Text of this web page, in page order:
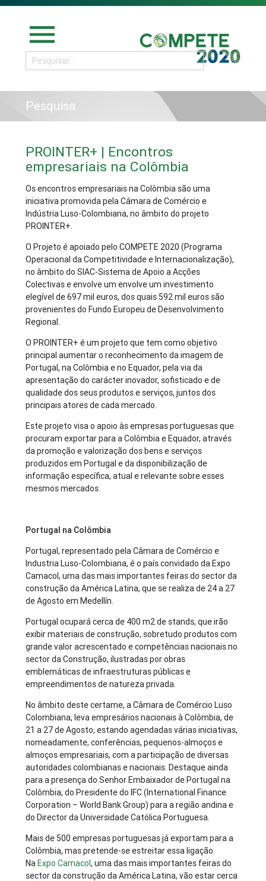
menu
Pesquisa
PROINTER+ | Encontros
empresariais na Colômbia
Os encontros empresariais na Colômbia são uma
iniciativa promovida pela Câmara de Comércio e
Indústria Luso-Colombiana, no âmbito do projeto
PROINTER+.
O Projeto é apoiado pelo COMPETE 2020 (Programa
Operacional da Competitividade e Internacionalização),
no âmbito do SIAC-Sistema de Apoio a Acções
Colectivas e envolve um envolve um investimento
elegível de 697 mil euros, dos quais 592 mil euros são
provenientes do Fundo Europeu de Desenvolvimento
Regional.
O PROINTER+ é um projeto que tem como objetivo
principal aumentar o reconhecimento da imagem de
Portugal, na Colômbia e no Equador, pela via da
apresentação do carácter inovador, sofisticado e de
qualidade dos seus produtos e serviços, juntos dos
principais atores de cada mercado.
Este projeto visa o apoio às empresas portuguesas que
procuram exportar para a Colômbia e Equador, através
da promoção e valorização dos bens e serviços
produzidos em Portugal e da disponibilização de
informação específica, atual e relevante sobre esses
mesmos mercados.
Portugal na Colômbia
Portugal, representado pela Câmara de Comércio e
Industria Luso-Colombiana, é o país convidado da Expo
Camacol, uma das mais importantes feiras do sector da
construção da América Latina, que se realiza de 24 a 27
de Agosto em Medellín.
Portugal ocupará cerca de 400 m2 de stands, que irão
exibir materiais de construção, sobretudo produtos com
grande valor acrescentado e competências nacionais no
sector da Construção, ilustradas por obras
emblemáticas de infraestruturas públicas e
empreendimentos de natureza privada.
No âmbito deste certame, a Câmara de Comércio Luso
Colombiana, leva empresários nacionais à Colômbia, de
21 a 27 de Agosto, estando agendadas várias iniciativas,
nomeadamente, conferências, pequenos-almoços e
almoços empresariais, com a participação de diversas
autoridades colombianas e nacionais. Destaque ainda
para a presença do Senhor Embaixador de Portugal na
Colômbia, do Presidente do IFC (International Finance
Corporation – World Bank Group) para a região andina e
do Director da Universidade Católica Portuguesa.
Mais de 500 empresas portuguesas já exportam para a
Colômbia, mas pretende-se estreitar essa ligação.
Na Expo Camacol, uma das mais importantes feiras do
sector da construção da América Latina, vão estar cerca